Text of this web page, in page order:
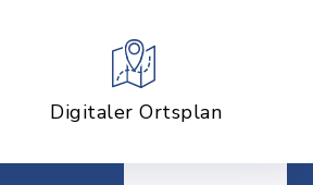
Digitaler Ortsplan